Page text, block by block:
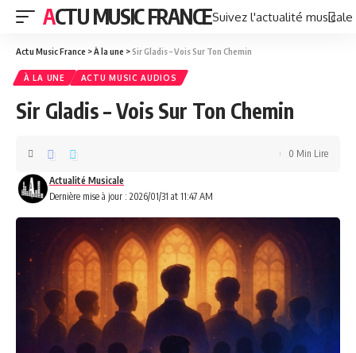
ACTU MUSIC FRANCESuivez l'actualité
Actu Music France >À la une >Sir Gladis – Vois Sur Ton Chemin
À LA UNE ACTU MUSIC AUDIOS
Sir Gladis – Vois Sur Ton Chemin
Dernière mise à jour : 2026/01/31 at 11:47 AM
Actualité Musicale
0 Min Lire